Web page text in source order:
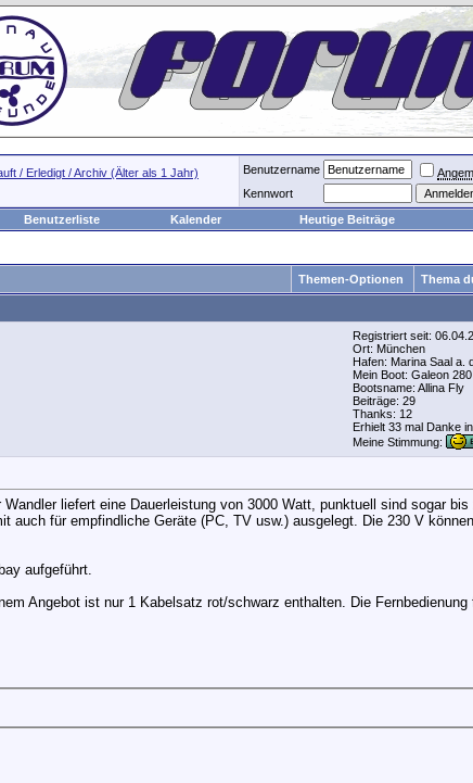
/ Erledigt / Archiv (Älter als 1 Jahr) Benutzername
Kennwort
Benutzerliste Kalender Heutige Beiträge
Themen-Optionen Thema
Registriert seit:
Ort: München
Hafen: Marina Saal a.
Mein Boot: Galeon
Bootsname: Allina Fly
Beiträge: 29
Thanks: 12
Erhielt 33 mal Danke
Meine Stimmung:
liefert eine Dauerleistung von 3000 Watt, punktuell sind sogar bis
auch für empfindliche Geräte (PC, TV usw.) ausgelegt. Die 230 V
aufgeführt.
Angebot ist nur 1 Kabelsatz rot/schwarz enthalten. Die Fernbedienung